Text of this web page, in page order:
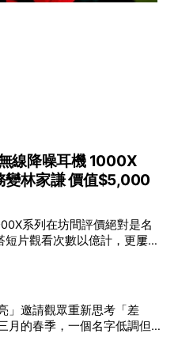
線降噪耳機 1000X
變林家謙 價值$5,000
系列在坊間評價絕對是名
片觀看次數以億計，更屢獲
的大熱推介。